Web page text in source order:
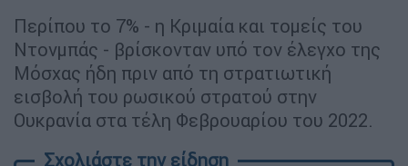
Περίπου το 7% - η Κριμαία και τομείς του
Ντονμπάς - βρίσκονταν υπό τον έλεγχο της
Μόσχας ήδη πριν από τη στρατιωτική
εισβολή του ρωσικού στρατού στην
Ουκρανία στα τέλη Φεβρουαρίου του 2022.